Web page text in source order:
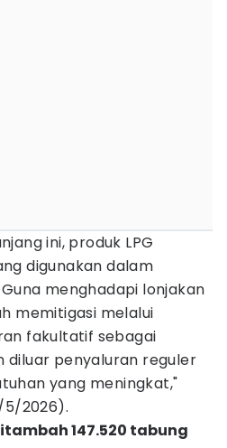
ini, produk LPG
digunakan dalam
menghadapi lonjakan
memitigasi melalui
fakultatif sebagai
diluar penyaluran reguler
yang meningkat,"
5/2026).
147.520 tabung